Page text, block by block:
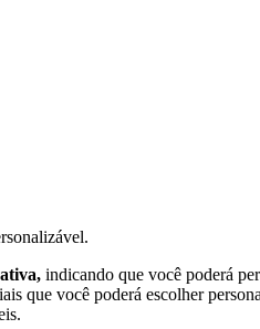
indicando que você poderá
que você poderá escolher